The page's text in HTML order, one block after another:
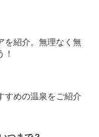
を紹介。無理なく無
すめの温泉をご紹介